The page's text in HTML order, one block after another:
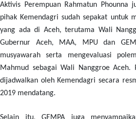
Aktivis Perempuan Rahmatun Phounna
pihak Kemendagri sudah sepakat untuk
yang ada di Aceh, terutama Wali
Gubernur Aceh, MAA, MPU dan
musyawarah serta mengevaluasi
Mahmud sebagai Wali Nanggroe Aceh.
dijadwalkan oleh Kemendagri secara
2019 mendatang.